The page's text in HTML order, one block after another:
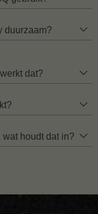
duurzaam?
dat?
houdt dat in?